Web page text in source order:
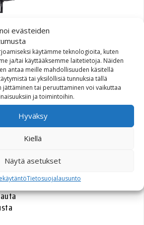
evästeiden
käytämme teknologioita, kuten
ja/tai käyttääksemme laitetietoja. Näiden
antaa meille mahdollisuuden käsitellä
tai yksilöllisiä tunnuksia tällä
jättäminen tai peruuttaminen voi vaikuttaa
ja toimintoihin.
Hyväksy
Kiellä
Näytä asetukset
Tietosuojalausunto
BMW
hopea